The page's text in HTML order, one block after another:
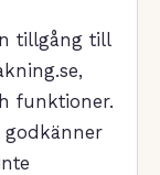
tillgång till
funktioner.
godkänner